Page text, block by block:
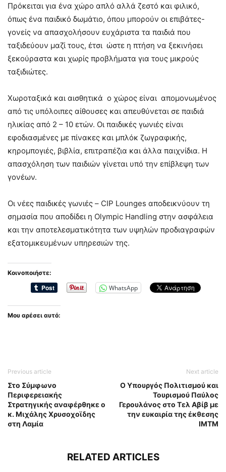
Πρόκειται για ένα χώρο απλό αλλά ζεστό και φιλικό,
όπως ένα παιδικό δωμάτιο, όπου μπορούν οι επιβάτες-
γονείς να απασχολήσουν ευχάριστα τα παιδιά που
ταξιδεύουν μαζί τους, έτσι ώστε η πτήση να ξεκινήσει
ξεκούραστα και χωρίς προβλήματα για τους μικρούς
ταξιδιώτες.
Χωροταξικά και αισθητικά ο χώρος είναι απομονωμένος
από τις υπόλοιπες αίθουσες και απευθύνεται σε παιδιά
ηλικίας από 2 – 10 ετών. Οι παιδικές γωνιές είναι
εφοδιασμένες με πίνακες και μπλόκ ζωγραφικής,
κηρομπογιές, βιβλία, επιτραπέζια και άλλα παιχνίδια. Η
απασχόληση των παιδιών γίνεται υπό την επίβλεψη των
γονέων.
Oι νέες παιδικές γωνιές – CIP Lounges αποδεικνύουν τη
σημασία που αποδίδει η Olympic Handling στην ασφάλεια
και την αποτελεσματικότητα των υψηλών προδιαγραφών
εξατομικευμένων υπηρεσιών της.
Κοινοποιήστε:
WhatsApp
Μου αρέσει αυτό:
Previous article
Στο Σύμφωνο
Περιφερειακής
Στρατηγικής αναφέρθηκε ο
κ. Μιχάλης Χρυσοχοϊδης
στη Λαμία
Next article
O Υπουργός Πολιτισμού και
Τουρισμού Παύλος
Γερουλάνος στο Τελ Αβίβ με
την ευκαιρία της έκθεσης
IMTM
RELATED ARTICLES